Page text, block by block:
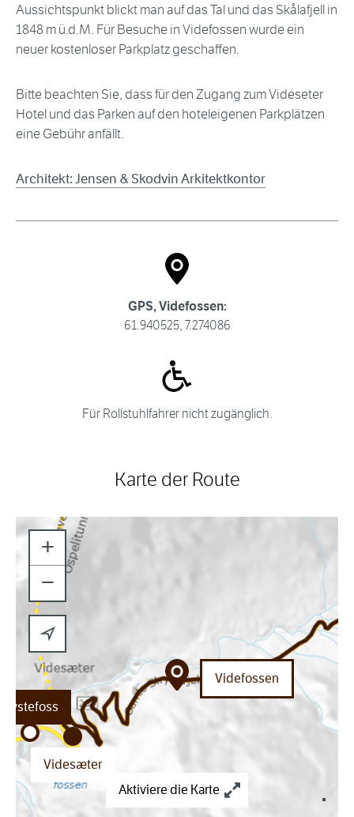
GPS, Videfossen:
61.940525, 7.274086
Für Rollstuhlfahrer nicht zugänglich.
Aussichtspunkt blickt man auf das Tal und das Skålafjell in
1848 m ü.d.M. Für Besuche in Videfossen wurde ein
neuer kostenloser Parkplatz geschaffen.
Bitte beachten Sie, dass für den Zugang zum Videseter
Hotel und das Parken auf den hoteleigenen Parkplätzen
eine Gebühr anfällt.
Architekt: Jensen & Skodvin Arkitektkontor
Karte der Route
Videsæter
Øvstefoss
Videfossen
+
−
Aktiviere die Karte